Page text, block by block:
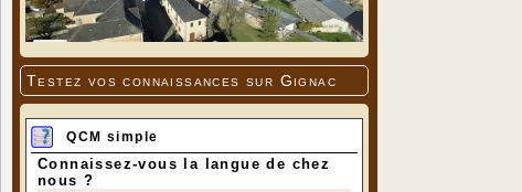
Testez vos connaissances sur Gignac
QCM simple
Connaissez-vous la langue de chez
nous ?